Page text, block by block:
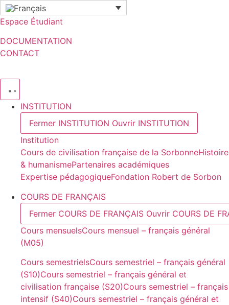
Aller
au
Espace Étudiant
DOCUMENTATION
CONTACT
INSTITUTION
Fermer INSTITUTION Ouvrir INSTITUTION
Institution
Cours de civilisation française de la SorbonneHistoire
& humanismePartenaires académiques
Expertise pédagogiqueFondation Robert de Sorbon
COURS DE FRANÇAIS
Fermer COURS DE FRANÇAIS Ouvrir COURS DE
Cours mensuelsCours mensuel – français général
(M05)
Cours semestrielsCours semestriel – français général
(S10)Cours semestriel – français général et
civilisation française (S20)Cours semestriel – français
intensif (S40)Cours semestriel – français général et